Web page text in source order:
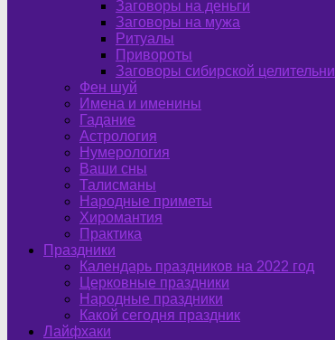
Заговоры на деньги
Заговоры на мужа
Ритуалы
Привороты
Заговоры сибирской
Фен шуй
Имена и именины
Гадание
Астрология
Нумерология
Ваши сны
Талисманы
Народные приметы
Хиромантия
Практика
Праздники
Календарь праздников на 2022 год
Церковные праздники
Народные праздники
Какой сегодня праздник
Лайфхаки